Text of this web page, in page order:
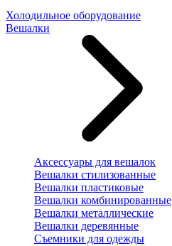
Холодильное оборудование
Вешалки
Аксессуары для вешалок
Вешалки стилизованные
Вешалки пластиковые
Вешалки комбинированные
Вешалки металлические
Вешалки деревянные
Съемники для одежды